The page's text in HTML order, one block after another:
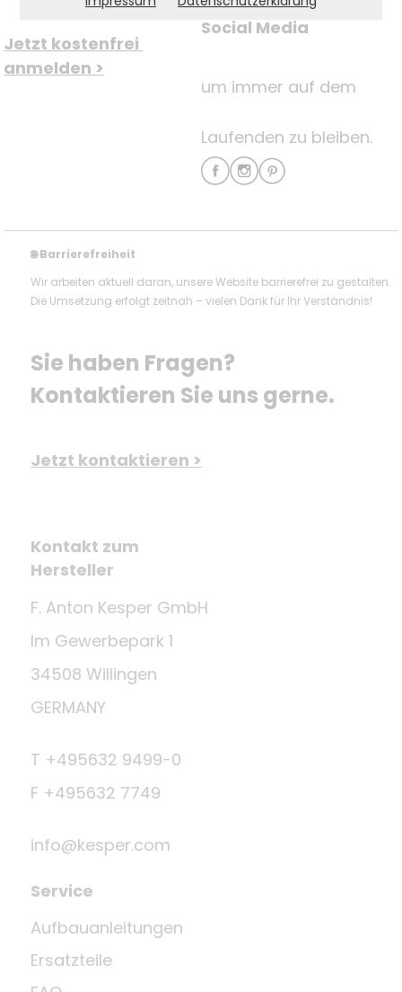
Jetzt kostenfrei
anmelden >
Social Media
um immer auf dem
Laufenden zu bleiben.
🌐Barrierefreiheit
Wir arbeiten aktuell daran, unsere Website barrierefrei zu gestalten.
Die Umsetzung erfolgt zeitnah – vielen Dank für Ihr Verständnis!
Sie haben Fragen?
Kontaktieren Sie uns gerne.
Jetzt kontaktieren >
Kontakt zum
Hersteller
F. Anton Kesper GmbH
Im Gewerbepark 1
34508 Willingen
GERMANY
T +495632 9499-0
F +495632 7749
info@kesper.com
Service
Aufbauanleitungen
Ersatzteile